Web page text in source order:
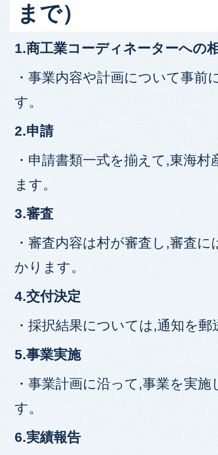
まで）
1.商工業コーディネーターへの
・事業内容や計画について事前
す。
2.申請
・申請書類一式を揃えて,東海
ます。
3.審査
・審査内容は村が審査し,審査
かります。
4.交付決定
・採択結果については,通知を
5.事業実施
・事業計画に沿って,事業を実
す。
6.実績報告